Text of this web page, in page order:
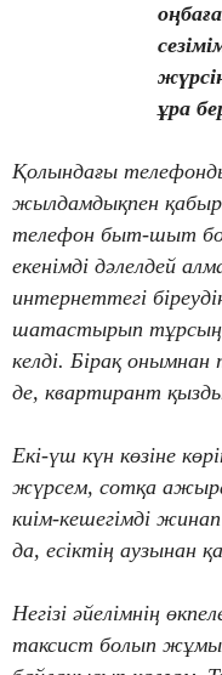
ұра
Қолындағы
жылдамдықпен
телефон быт-шыт
екенімді дәлелдей
интернеттегі
шатастырып тұрсың
келді. Бірақ
де, квартирант
Екі-үш күн көзіне
жүрсем, сотқа
киім-кешегімді
да, есіктің аузынан
Негізі әйелімнің
таксист болып